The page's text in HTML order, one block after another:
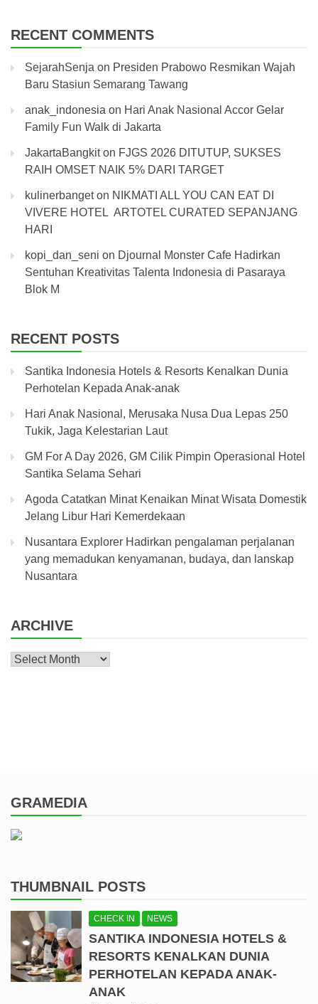
RECENT COMMENTS
SejarahSenja on Presiden Prabowo Resmikan Wajah
Baru Stasiun Semarang Tawang
anak_indonesia on Hari Anak Nasional Accor Gelar
Family Fun Walk di Jakarta
JakartaBangkiton FJGS 2026 DITUTUP, SUKSES
RAIH OMSET NAIK 5% DARI TARGET
kulinerbangeton NIKMATI ALL YOU CAN EAT DI
VIVERE HOTEL ARTOTEL CURATED SEPANJANG
HARI
kopi_dan_seni on Djournal Monster Cafe Hadirkan
Sentuhan Kreativitas Talenta Indonesia di Pasaraya
Blok M
RECENT POSTS
Santika Indonesia Hotels & Resorts Kenalkan Dunia
Perhotelan Kepada Anak-anak
Hari Anak Nasional, Merusaka Nusa Dua Lepas 250
Tukik, Jaga Kelestarian Laut
GM For A Day 2026, GM Cilik Pimpin Operasional Hotel
Santika Selama Sehari
Agoda Catatkan Minat Kenaikan Minat Wisata Domestik
Jelang Libur Hari Kemerdekaan
Nusantara Explorer Hadirkan pengalaman perjalanan
yang memadukan kenyamanan, budaya, dan lanskap
Nusantara
ARCHIVE
Archive
GRAMEDIA
THUMBNAIL POSTS
CHECK IN NEWS
SANTIKA INDONESIA HOTELS &
RESORTS KENALKAN DUNIA
PERHOTELAN KEPADA ANAK-
ANAK